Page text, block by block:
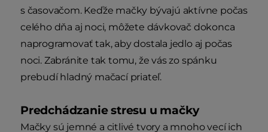
s časovačom. Keďže mačky bývajú aktívne počas
celého dňa aj noci, môžete dávkovač dokonca
naprogramovať tak, aby dostala jedlo aj počas
noci. Zabránite tak tomu, že vás zo spánku
prebudí hladný mačací priateľ.
Predchádzanie stresu u mačky
Mačky sú jemné a citlivé tvory a mnoho vecí ich